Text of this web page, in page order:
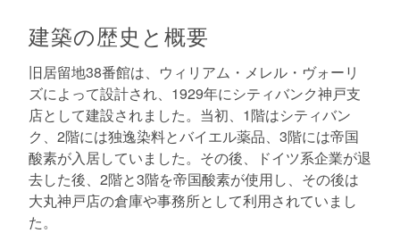
建築の歴史と概要
旧居留地38番館は、ウィリアム・メレル・ヴォーリ
ズによって設計され、1929年にシティバンク神戸支
店として建設されました。当初、1階はシティバン
ク、2階には独逸染料とバイエル薬品、3階には帝国
酸素が入居していました。その後、ドイツ系企業が退
去した後、2階と3階を帝国酸素が使用し、その後は
大丸神戸店の倉庫や事務所として利用されていまし
た。